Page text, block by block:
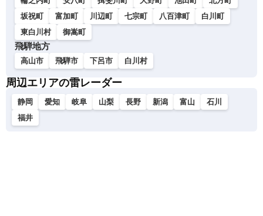
坂祝町
富加町 川辺町 七宗町 八百津町
白川町
東白川村
御嵩町
飛騨地方
高山市 飛騨市 下呂市 白川村
周辺エリアの雷レーダー
静岡 愛知 岐阜 山梨 長野 新潟 富山
石川
福井